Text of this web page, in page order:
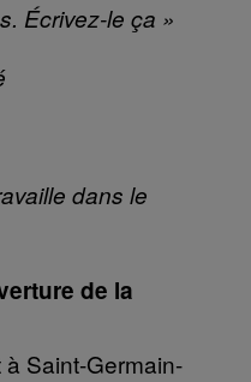
Écrivez-le ça »
dans le
de la
Saint-Germain-